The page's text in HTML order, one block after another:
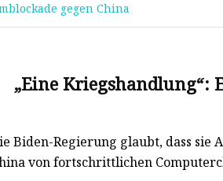
gegen China
„Eine Kriegshandlung“:
Biden-Regierung glaubt, dass sie
von fortschrittlichen